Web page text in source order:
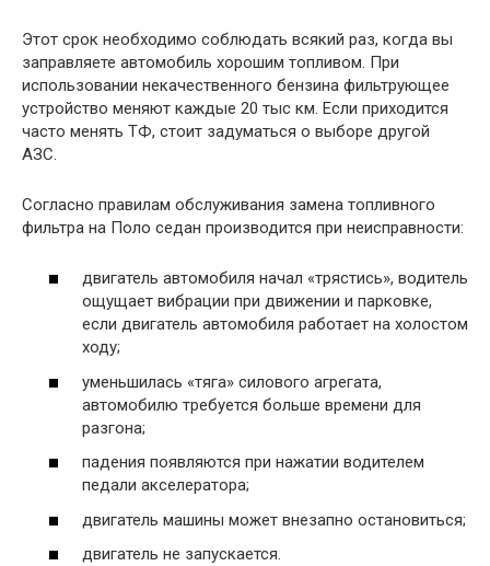
Этот срок необходимо соблюдать всякий раз, когда вы
заправляете автомобиль хорошим топливом. При
использовании некачественного бензина фильтрующее
устройство меняют каждые 20 тыс км. Если приходится
часто менять ТФ, стоит задуматься о выборе другой
АЗС.
Согласно правилам обслуживания замена топливного
фильтра на Поло седан производится при неисправности:
двигатель автомобиля начал «трястись», водитель
ощущает вибрации при движении и парковке,
если двигатель автомобиля работает на холостом
ходу;
уменьшилась «тяга» силового агрегата,
автомобилю требуется больше времени для
разгона;
падения появляются при нажатии водителем
педали акселератора;
двигатель машины может внезапно остановиться;
двигатель не запускается.